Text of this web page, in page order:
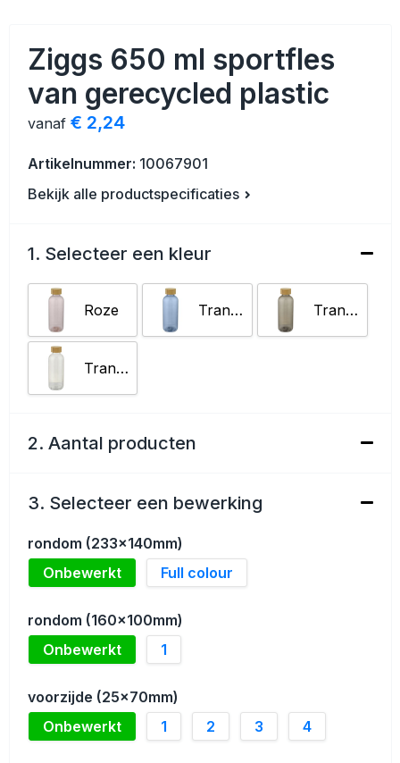
Vrije tijd en Strand
Anti-stress
Sinterklaas
Themapakketten
Toilettassen
Waterbestendige tassen
Duffeltassen
Documententassen
Accessoires voor tassen
Golftassen
Ziggs 650 ml sportfles
van gerecycled plastic
vanaf € 2,24
Artikelnummer: 10067901
Bekijk alle productspecificaties
1. Selecteer een kleur
Roze Transparant blauw Transparant houtskool
Transparent
2. Aantal producten
3. Selecteer een bewerking
rondom (233x140mm)
Onbewerkt
Full colour
rondom (160x100mm)
Onbewerkt
1
voorzijde (25x70mm)
Onbewerkt
1 2 3 4